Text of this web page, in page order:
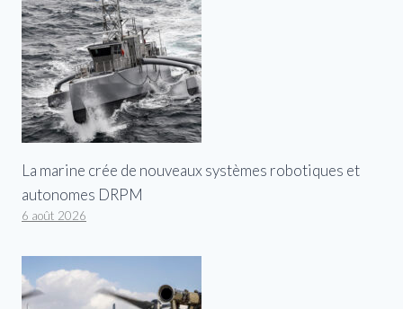
La marine crée de nouveaux systèmes robotiques et
autonomes DRPM
6 août 2026